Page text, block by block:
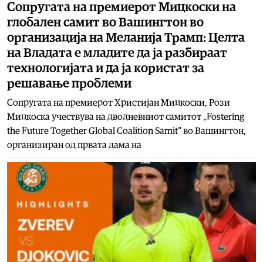
Сопругата на премиерот Мицкоски на
глобален самит во Вашингтон во
организација на Меланија Трамп: Целта
на Владата е младите да ја разбираат
технологијата и да ја користат за
решавање проблеми
Сопругата на премиерот Христијан Мицкоски, Рози
Мицкоска учествува на дводневниот самитот „Fostering
the Future Together Global Coalition Samit“ во Вашингтон,
организиран од првата дама на